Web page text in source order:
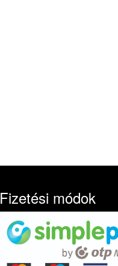
Fizetési módok